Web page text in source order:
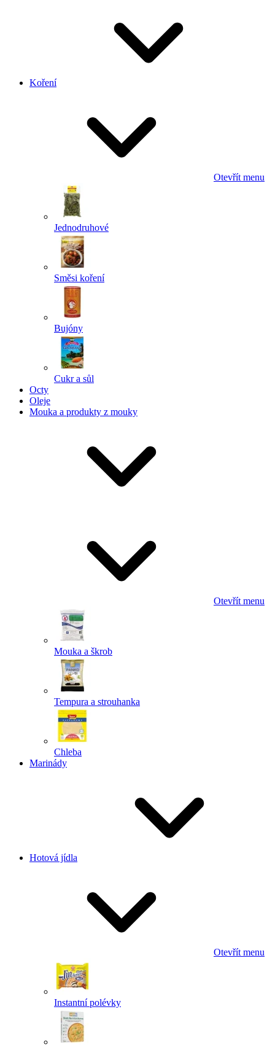
Koření
Otevřít menu
Jednodruhové
Směsi koření
Bujóny
Cukr a sůl
Octy
Oleje
Mouka a produkty z mouky
Otevřít menu
Mouka a škrob
Tempura a strouhanka
Chleba
Marinády
Hotová jídla
Otevřít menu
Instantní polévky
Powered by chaterimo